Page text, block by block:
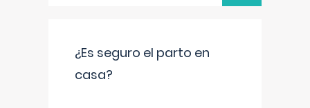
¿Es seguro el parto en
casa?